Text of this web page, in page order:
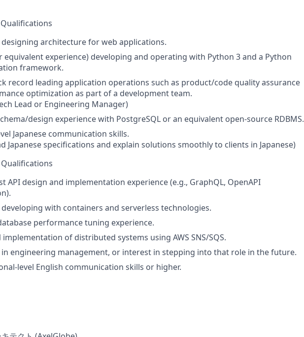
designing architecture for web applications.
equivalent experience) developing and operating with Python 3 and a Python
framework.
record leading application operations such as product/code quality assurance
optimization as part of a development team.
Lead or Engineering Manager)
design experience with PostgreSQL or an equivalent open-source RDBMS.
Japanese communication skills.
Japanese specifications and explain solutions smoothly to clients in Japanese)
API design and implementation experience (e.g., GraphQL, OpenAPI
developing with containers and serverless technologies.
performance tuning experience.
implementation of distributed systems using AWS SNS/SQS.
in engineering management, or interest in stepping into that role in the future.
level English communication skills or higher.